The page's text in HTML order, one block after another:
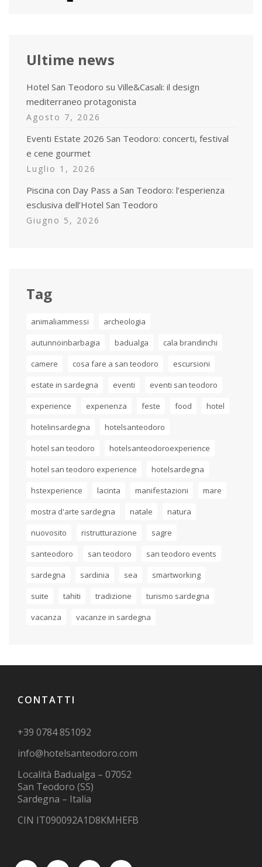
Ultime news
Hotel San Teodoro su Ville&Casali: il design
mediterraneo protagonista
Agosto 7, 2026
Eventi Estate 2026 San Teodoro: concerti, festival
e cene gourmet
Luglio 1, 2026
Piscina con Day Pass a San Teodoro: l’esperienza
esclusiva dell’Hotel San Teodoro
Giugno 5, 2026
Tag
animaliammessi
archeologia
autunnoinbarbagia
badualga
cala brandinchi
camere
cosa fare a san teodoro
escursioni
estate in sardegna
eventi
eventi san teodoro
experience
experienza feste food
hotel
hotelinsardegna
hotelsanteodoro
hotel san teodoro
hotelsanteodoroexperience
hotel san teodoro experience
hotelsardegna
hstexperience
lacinta manifestazioni
mare
mostra d'arte sardegna
natale
natura
nuovosito
ristrutturazione
sagre
santeodoro
san teodoro
san teodoro events
sardegna
sardinia sea
smartworking
suite
tahiti tradizione
turismo sardegna
vacanza
vacanze in sardegna
CONTATTI
+39 0784 851092
info@hotelsanteodoro.com
Località Badualga – 07052
San Teodoro (SS)
Sardegna – Italia
CIN IT090092A1D8KMHEFB